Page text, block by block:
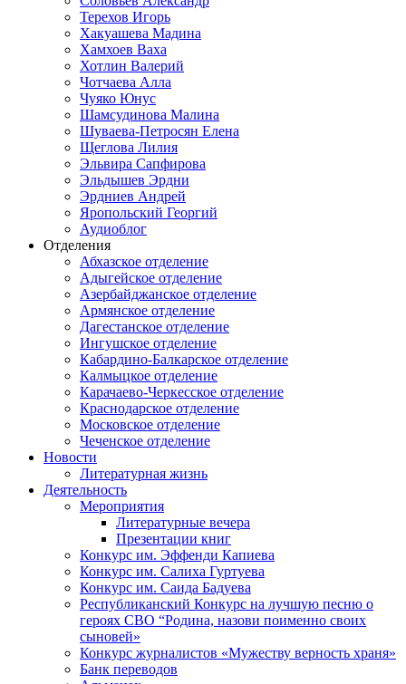
Терехов Игорь
Хакуашева Мадина
Хамхоев Ваха
Хотлин Валерий
Чотчаева Алла
Чуяко Юнус
Шамсудинова Малина
Шуваева-Петросян Елена
Щеглова Лилия
Эльвира Сапфирова
Эльдышев Эрдни
Эрдниев Андрей
Яропольский Георгий
Аудиоблог
Отделения
Абхазское отделение
Адыгейское отделение
Азербайджанское отделение
Армянское отделение
Дагестанское отделение
Ингушское отделение
Кабардино-Балкарское отделение
Калмыцкое отделение
Карачаево-Черкесское отделение
Краснодарское отделение
Московское отделение
Чеченское отделение
Новости
Литературная жизнь
Деятельность
Мероприятия
Литературные вечера
Презентации книг
Конкурс им. Эффенди Капиева
Конкурс им. Салиха Гуртуева
Конкурс им. Саида Бадуева
Республиканский Конкурс на лучшую песню о
героях СВО “Родина, назови поименно своих
сыновей»
Конкурс журналистов «Мужеству верность храня»
Банк переводов